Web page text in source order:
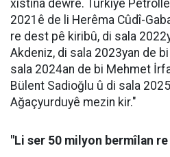
xistina dewrê. Türkiye
2021ê de li Herêma Cûdî-
re dest pê kiribû, di sala
Akdeniz, di sala 2023yan de bi
sala 2024an de bi Mehmet
Bülent Sadioğlu û di sala
Ağaçyurduyê mezin kir."
"Li ser 50 milyon bermîlan